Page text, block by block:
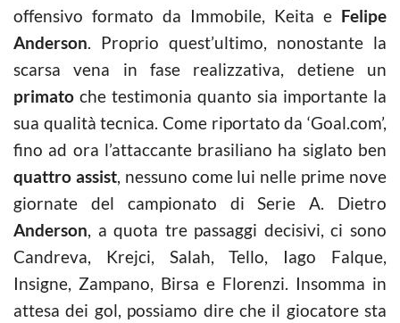
offensivo formato da Immobile, Keita e Felipe
Anderson. Proprio quest’ultimo, nonostante la
scarsa vena in fase realizzativa, detiene un
primato che testimonia quanto sia importante la
sua qualità tecnica. Come riportato da ‘Goal.com’,
fino ad ora l’attaccante brasiliano ha siglato ben
quattro assist, nessuno come lui nelle prime nove
giornate del campionato di Serie A. Dietro
Anderson, a quota tre passaggi decisivi, ci sono
Candreva, Krejci, Salah, Tello, Iago Falque,
Insigne, Zampano, Birsa e Florenzi. Insomma in
attesa dei gol, possiamo dire che il giocatore sta